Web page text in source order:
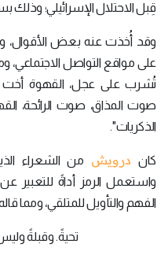
قِبل الاحتلال الإسرائيلي؛
وقد أُخذت عنه بعض الأقوال،
على مواقع التواصل
تُشرب على عجل، القهوة
صوت المذاق، صوت الرائحة،
الذكريات".
كان درويش من الشعراء
واستعمل الرمز أداةً للتعبير عن
الفهم والتأويل للمتلقي، ومما
تحيةً. وقبلةً